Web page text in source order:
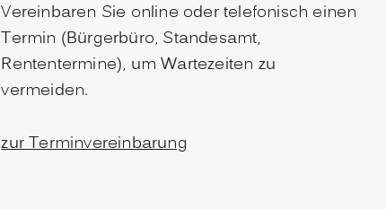
Vereinbaren Sie online oder telefonisch einen
Termin (Bürgerbüro, Standesamt,
Rententermine), um Wartezeiten zu
vermeiden.
zur Terminvereinbarung